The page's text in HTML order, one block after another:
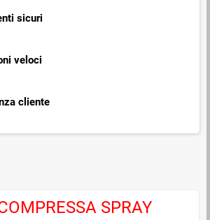
sicuri
veloci
cliente
SPRAY